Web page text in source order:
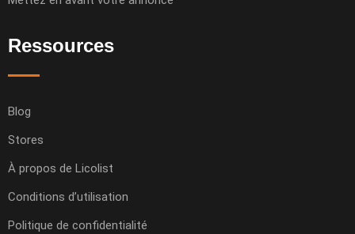
Ressources
Blog
Stores
À propos de Licolist
Conditions d’utilisation
Politique de confidentialité